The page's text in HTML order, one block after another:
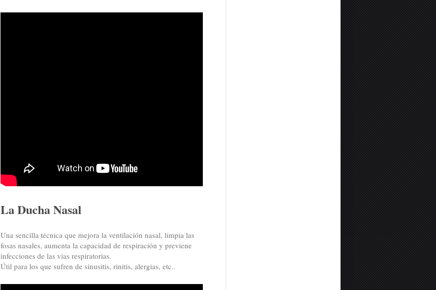
La Ducha Nasal
Una sencilla técnica que mejora la ventilación nasal, limpia las
fosas nasales, aumenta la capacidad de respiración y previene
infecciones de las vias respiratorias.
Útil para los que sufren de sinusitis, rinitis, alergias, etc..